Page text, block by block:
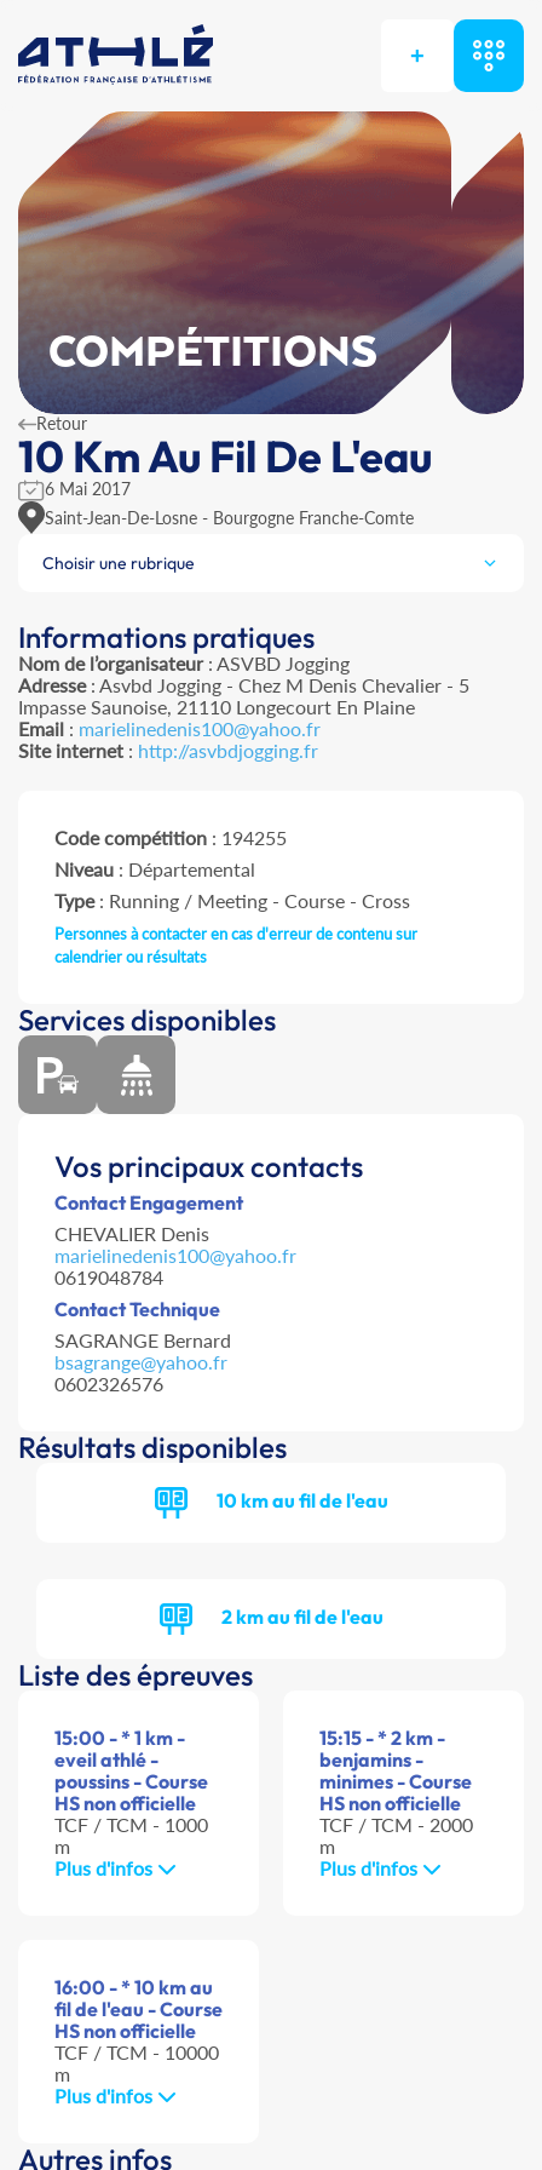
+
COMPÉTITIONS
Retour
10 Km Au Fil De L'eau
6 Mai 2017
Saint-Jean-De-Losne - Bourgogne Franche-Comte
Choisir une rubrique
Informations pratiques
Nom de l’organisateur: ASVBD Jogging
Adresse: Asvbd Jogging - Chez M Denis Chevalier - 5
Impasse Saunoise, 21110 Longecourt En Plaine
Email : marielinedenis100@yahoo.fr
Site internet : http://asvbdjogging.fr
Code compétition : 194255
Niveau : Départemental
Type: Running / Meeting - Course - Cross
Personnes à contacter en cas d'erreur de contenu sur
calendrier ou résultats
Services disponibles
Vos principaux contacts
Contact Engagement
CHEVALIER Denis
marielinedenis100@yahoo.fr
0619048784
Contact Technique
SAGRANGE Bernard
bsagrange@yahoo.fr
0602326576
Résultats disponibles
10 km au fil de l'eau
2 km au fil de l'eau
Liste des épreuves
15:00 - * 1 km -
eveil athlé -
poussins - Course
HS non officielle
TCF / TCM - 1000
m
Plus d'infos
15:15 - * 2 km -
benjamins -
minimes - Course
HS non officielle
TCF / TCM - 2000
m
Plus d'infos
16:00 - * 10 km au
fil de l'eau - Course
HS non officielle
TCF / TCM - 10000
m
Plus d'infos
Autres infos